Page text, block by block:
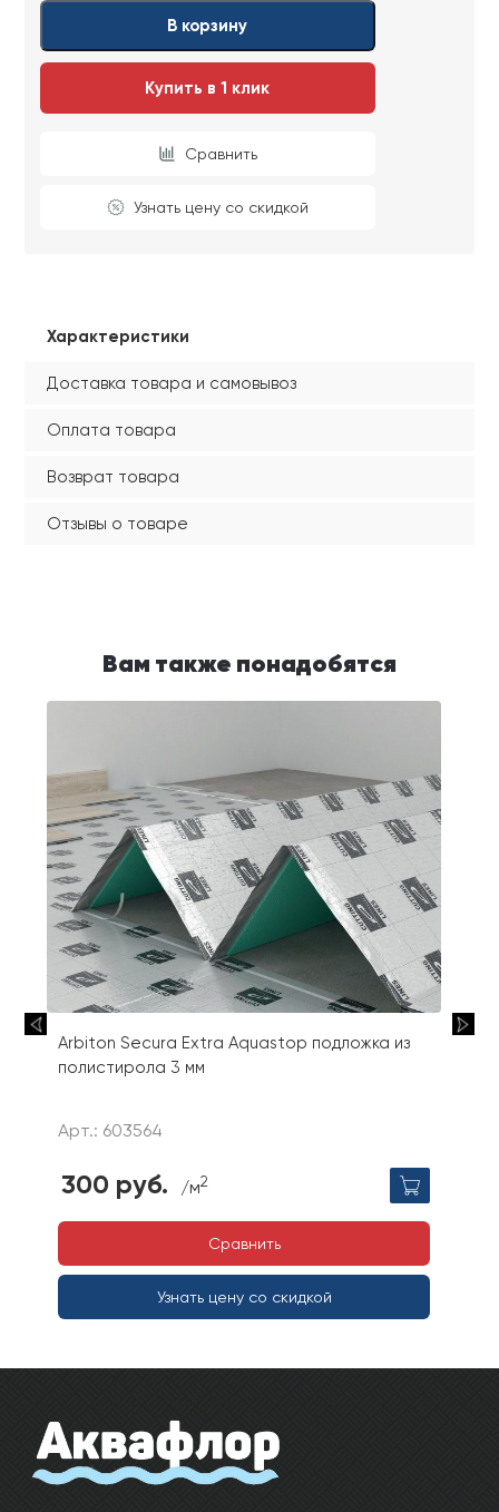
ОТПРАВИТЬ
Ваши данные не будут переданы третьим
лицам
Ваши данные не будут переданы третьим
лицам
В корзину
Купить в 1 клик
Сравнить
Узнать цену со скидкой
Характеристики
Доставка товара и самовывоз
Оплата товара
Возврат товара
Отзывы о товаре
Вам также понадобятся
Arbiton Secura Extra Aquastop подложка из
полистирола 3 мм
Арт.: 603564
300 руб. /м2
Сравнить
Узнать цену со скидкой